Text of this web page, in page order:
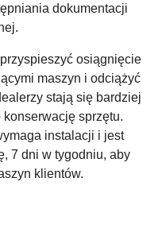
dokumentacji
osiągnięcie
maszyn i odciążyć
stają się bardziej
sprzętu.
instalacji i jest
7 dni w tygodniu, aby
klientów.